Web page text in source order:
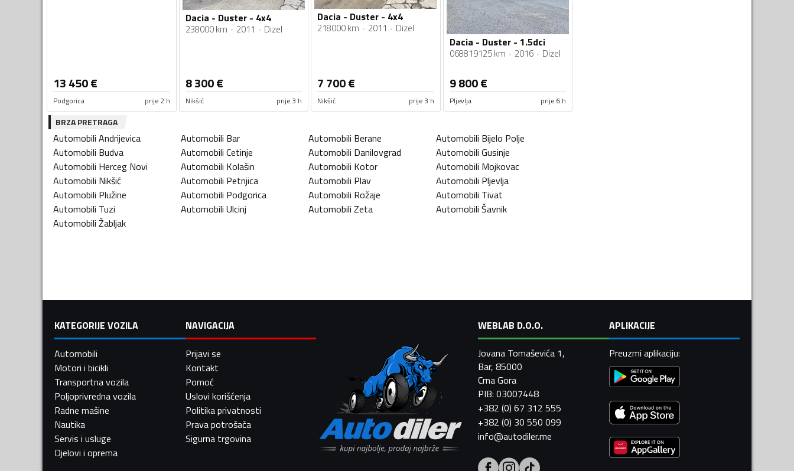
13 450€
Podgorica prije 2 h
Dacia - Duster - 4x4
238000 km 2011 Dizel
8 300€
Nikšić prije 3 h
Dacia - Duster - 4x4
218000 km 2011 Dizel
7 700€
Nikšić prije 3 h
Dacia - Duster - 1.5dci
068819125 km 2016 Dizel
9 800€
Pljevlja prije 6 h
BRZA PRETRAGA
Automobili Andrijevica Automobili Bar Automobili Berane Automobili Bijelo Polje
Automobili Budva Automobili Cetinje Automobili Danilovgrad Automobili Gusinje
Automobili Herceg Novi Automobili Kolašin Automobili Kotor Automobili Mojkovac
Automobili Nikšić Automobili Petnjica Automobili Plav Automobili Pljevlja
Automobili Plužine Automobili Podgorica Automobili Rožaje Automobili Tivat
Automobili Tuzi Automobili Ulcinj Automobili Zeta Automobili Šavnik
Automobili Žabljak
KATEGORIJE VOZILA
Automobili
Motori i bicikli
Transportna vozila
Poljoprivredna vozila
Radne mašine
Nautika
Servis i usluge
Djelovi i oprema
NAVIGACIJA
Prijavi se
Kontakt
Pomoć
Uslovi korišćenja
Politika privatnosti
Prava potrošača
Sigurna trgovina
WEBLAB D.O.O.
Jovana Tomaševića 1,
Bar, 85000
Crna Gora
PIB: 03007448
+382 (0) 67 312 555
+382 (0) 30 550 099
info@autodiler.me
APLIKACIJE
Preuzmi aplikaciju: